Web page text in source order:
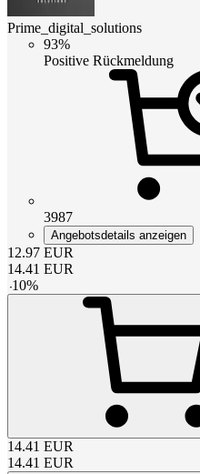
Prime_digital_solutions
93%
Positive Rückmeldung
3987
Angebotsdetails anzeigen
12.97 EUR
14.41 EUR
-10%
14.41 EUR
14.41 EUR